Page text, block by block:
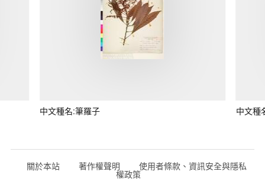
中文種名:筆羅子 中文種
關於本站 著作權聲明 使用者條款、資訊安全與隱私
權政策